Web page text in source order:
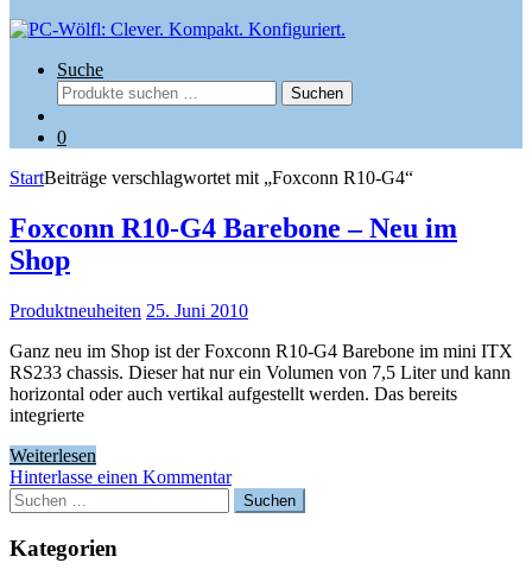
Suche
Suchen
nach:
Suchen
0
StartBeiträge verschlagwortet mit „Foxconn R10-G4“
Foxconn R10-G4 Barebone – Neu im
Shop
Produktneuheiten 25. Juni 2010
Ganz neu im Shop ist der Foxconn R10-G4 Barebone im mini ITX
RS233 chassis. Dieser hat nur ein Volumen von 7,5 Liter und kann
horizontal oder auch vertikal aufgestellt werden. Das bereits
integrierte
Weiterlesen
Hinterlasse einen Kommentar
Suchen
nach:
Kategorien